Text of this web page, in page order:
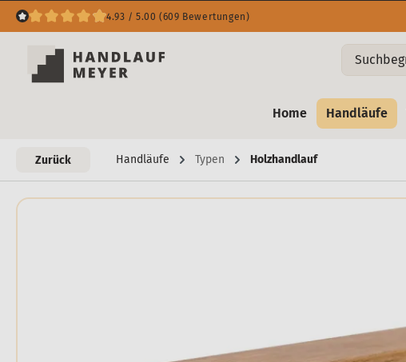
4.93 / 5.00 (609 Bewertungen)
Home Handläufe
Zurück Handläufe Typen Holzhandlauf